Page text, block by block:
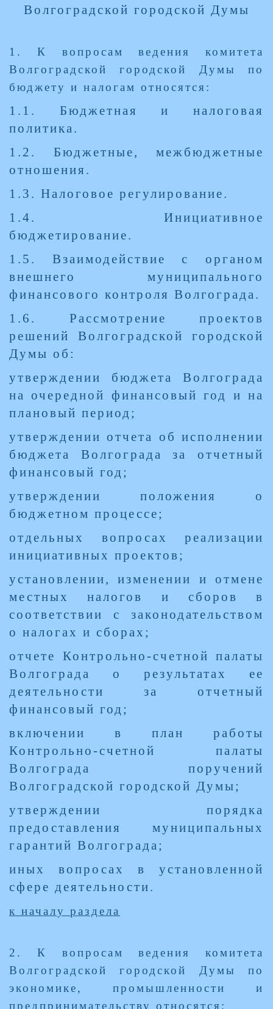
Волгоградской городской Думы
1. К вопросам ведения комитета
Волгоградской городской Думы по
бюджету и налогам относятся:
1.1. Бюджетная и налоговая
политика.
1.2. Бюджетные, межбюджетные
отношения.
1.3. Налоговое регулирование.
1.4. Инициативное
бюджетирование.
1.5. Взаимодействие с органом
внешнего муниципального
финансового контроля Волгограда.
1.6. Рассмотрение проектов
решений Волгоградской городской
Думы об:
утверждении бюджета Волгограда
на очередной финансовый год и на
плановый период;
утверждении отчета об исполнении
бюджета Волгограда за отчетный
финансовый год;
утверждении положения о
бюджетном процессе;
отдельных вопросах реализации
инициативных проектов;
установлении, изменении и отмене
местных налогов и сборов в
соответствии с законодательством
о налогах и сборах;
отчете Контрольно-счетной палаты
Волгограда о результатах ее
деятельности за отчетный
финансовый год;
включении в план работы
Контрольно-счетной палаты
Волгограда поручений
Волгоградской городской Думы;
утверждении порядка
предоставления муниципальных
гарантий Волгограда;
иных вопросах в установленной
сфере деятельности.
к началу раздела
2. К вопросам ведения комитета
Волгоградской городской Думы по
экономике, промышленности и
предпринимательству относятся: